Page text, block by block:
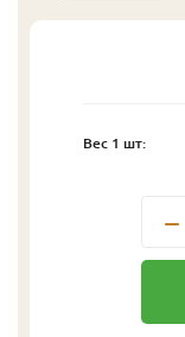
Вес 1 шт: